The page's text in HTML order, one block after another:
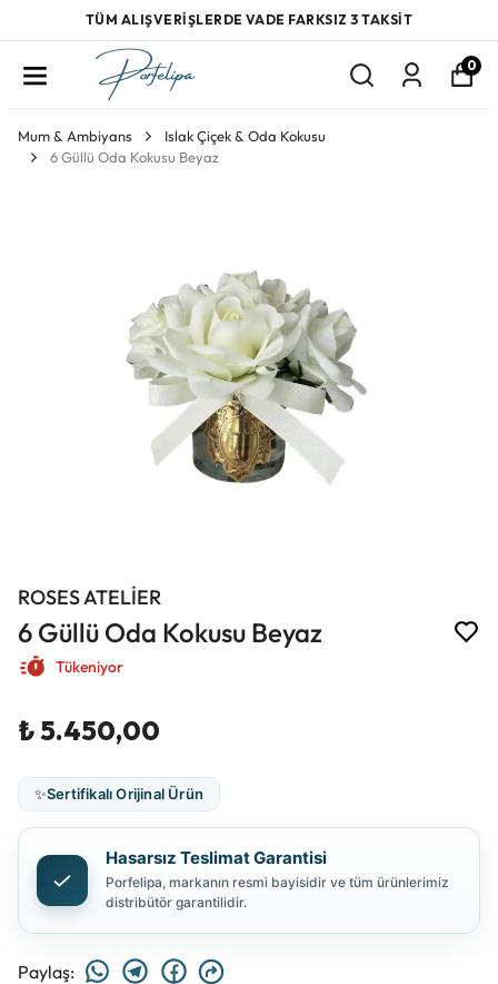
TÜM ALIŞVERİŞLERDE VADE FARKSIZ 3 TAKSİT
0
Mum & Ambiyans
Islak Çiçek & Oda Kokusu
6 Güllü Oda Kokusu Beyaz
ROSES ATELİER
6 Güllü Oda Kokusu Beyaz
Tükeniyor
₺ 5.450,00
✨Sertifikalı Orijinal Ürün
Hasarsız Teslimat Garantisi
Porfelipa, markanın resmi bayisidir ve tüm ürünlerimiz
distribütör garantilidir.
Paylaş: